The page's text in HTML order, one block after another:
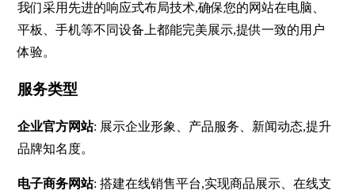
我们采用先进的响应式布局技术,确保您的网站在电脑、
平板、手机等不同设备上都能完美展示,提供一致的用户
体验。
服务类型
企业官方网站: 展示企业形象、产品服务、新闻动态,提升
品牌知名度。
电子商务网站: 搭建在线销售平台,实现商品展示、在线支